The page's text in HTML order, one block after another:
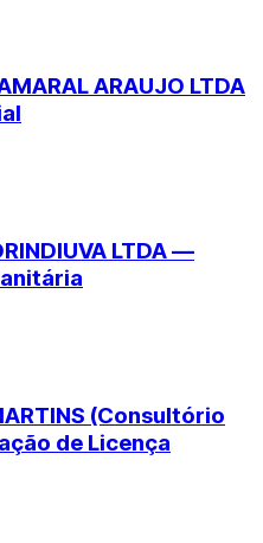
ARAUJO LTDA
LTDA —
(Consultório
de Licença